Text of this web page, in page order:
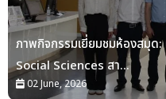
ภาพกิจกรรมเยี่ยมชมห้องสมุ
Social Sciences สา...
02 June, 2026